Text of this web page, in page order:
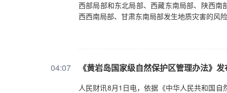
西部局部和东北局部、西藏东南局部、陕西
西西南局部、甘肃东南局部发生地质灾害的风
04:07 《黄岩岛国家级自然保护区管理办法》发
人民财讯8月1日电，依据《中华人民共和国